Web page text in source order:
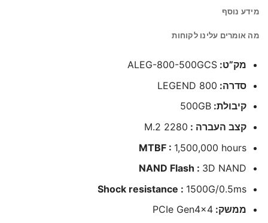
מידע נוסף
מה אומרים עלינו לקוחות
מק”ט: ALEG-800-500GCS
סדרה: LEGEND 800
קיבולת: 500GB
קצב העברה : M.2 2280
MTBF : 1,500,000 hours
NAND Flash : 3D NAND
Shock resistance : 1500G/0.5ms
ממשק: PCIe Gen4x4